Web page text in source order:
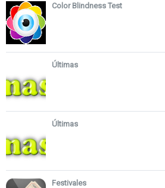
Color Blindness Test
Últimas
Últimas
Festivales